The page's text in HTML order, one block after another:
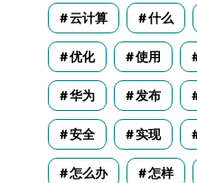
云计算 什么
优化 使用
华为 发布
安全 实现
怎么办 怎样